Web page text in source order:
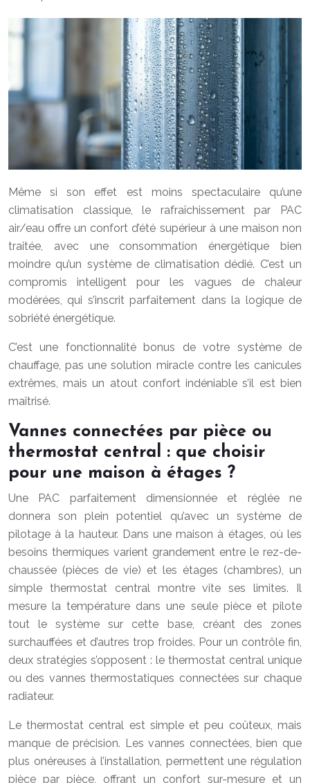
Même si son effet est moins spectaculaire qu’une
climatisation classique, le rafraîchissement par PAC
air/eau offre un confort d’été supérieur à une maison non
traitée, avec une consommation énergétique bien
moindre qu’un système de climatisation dédié. C’est un
compromis intelligent pour les vagues de chaleur
modérées, qui s’inscrit parfaitement dans la logique de
sobriété énergétique.
C’est une fonctionnalité bonus de votre système de
chauffage, pas une solution miracle contre les canicules
extrêmes, mais un atout confort indéniable s’il est bien
maîtrisé.
Vannes connectées par pièce ou
thermostat central : que choisir
pour une maison à étages ?
Une PAC parfaitement dimensionnée et réglée ne
donnera son plein potentiel qu’avec un système de
pilotage à la hauteur. Dans une maison à étages, où les
besoins thermiques varient grandement entre le rez-de-
chaussée (pièces de vie) et les étages (chambres), un
simple thermostat central montre vite ses limites. Il
mesure la température dans une seule pièce et pilote
tout le système sur cette base, créant des zones
surchauffées et d’autres trop froides. Pour un contrôle fin,
deux stratégies s’opposent : le thermostat central unique
ou des vannes thermostatiques connectées sur chaque
radiateur.
Le thermostat central est simple et peu coûteux, mais
manque de précision. Les vannes connectées, bien que
plus onéreuses à l’installation, permettent une régulation
pièce par pièce, offrant un confort sur-mesure et un